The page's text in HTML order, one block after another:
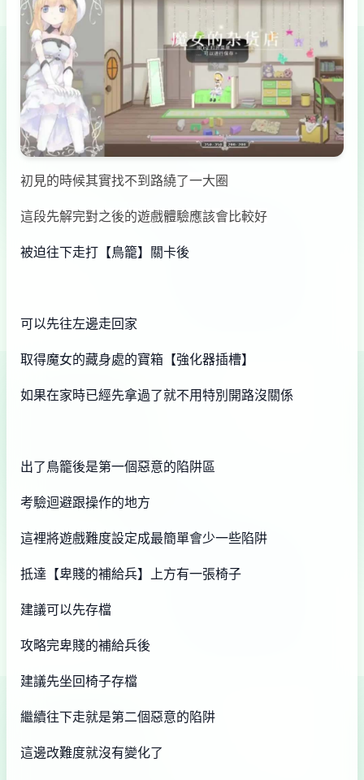
初見的時候其實找不到路繞了一大圈
這段先解完對之後的遊戲體驗應該會比較好
被迫往下走打【鳥籠】關卡後
可以先往左邊走回家
取得魔女的藏身處的寶箱【強化器插槽】
如果在家時已經先拿過了就不用特別開路沒關係
出了鳥籠後是第一個惡意的陷阱區
考驗迴避跟操作的地方
這裡將遊戲難度設定成最簡單會少一些陷阱
抵達【卑賤的補給兵】上方有一張椅子
建議可以先存檔
攻略完卑賤的補給兵後
建議先坐回椅子存檔
繼續往下走就是第二個惡意的陷阱
這邊改難度就沒有變化了